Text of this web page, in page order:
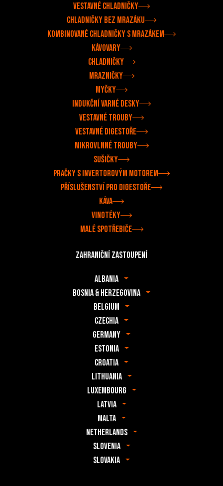
Vestavné chladničky
Chladničky bez mrazáku
Kombinované chladničky s mrazákem
Kávovary
Chladničky
Mrazničky
Myčky
Indukční varné desky
Vestavné trouby
Vestavné digestoře
Mikrovlnné trouby
Sušičky
Pračky s invertorovým motorem
Příslušenství pro digestoře
Káva
Vinotéky
Malé spotřebiče
Zahraniční zastoupení
Albania
Bosnia & Herzegovina
Belgium
Czechia
Germany
Estonia
Croatia
Lithuania
Luxembourg
Latvia
Malta
Netherlands
Slovenia
Slovakia